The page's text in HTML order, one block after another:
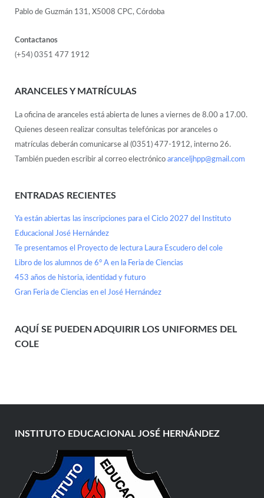
Pablo de Guzmán 131, X5008 CPC, Córdoba
Contactanos
(+54) 0351 477 1912
ARANCELES Y MATRÍCULAS
La oficina de aranceles está abierta de lunes a viernes de 8.00 a 17.00.
Quienes deseen realizar consultas telefónicas por aranceles o
matrículas deberán comunicarse al (0351) 477-1912, interno 26.
También pueden escribir al correo electrónico aranceljhpp@gmail.com
ENTRADAS RECIENTES
Ya están abiertas las inscripciones para el Ciclo 2027 del Instituto
Educacional José Hernández
Te presentamos el Proyecto de lectura Laura Escudero del cole
Libro de los alumnos de 6° A en la Feria de Ciencias
453 años de historia, identidad y futuro
Gran Feria de Ciencias en el José Hernández
AQUÍ SE PUEDEN ADQUIRIR LOS UNIFORMES DEL
COLE
INSTITUTO EDUCACIONAL JOSÉ HERNÁNDEZ